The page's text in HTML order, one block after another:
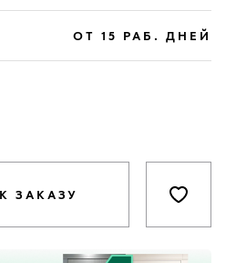
ОТ 15 РАБ. ДНЕЙ
ЗАКАЗУ